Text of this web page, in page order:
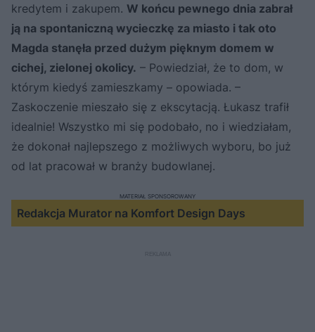
kredytem i zakupem. W końcu pewnego dnia zabrał
ją na spontaniczną wycieczkę za miasto i tak oto
Magda stanęła przed dużym pięknym domem w
cichej, zielonej okolicy. – Powiedział, że to dom, w
którym kiedyś zamieszkamy – opowiada. –
Zaskoczenie mieszało się z ekscytacją. Łukasz trafił
idealnie! Wszystko mi się podobało, no i wiedziałam,
że dokonał najlepszego z możliwych wyboru, bo już
od lat pracował w branży budowlanej.
Redakcja Murator na Komfort Design Days
MATERIAŁ SPONSOROWANY